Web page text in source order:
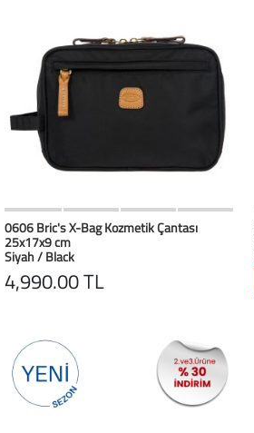
HIZLI BAK Favorilerim
0606 Bric's X-Bag Kozmetik Çantası
25x17x9 cm
Siyah / Black
4,990.00 TL